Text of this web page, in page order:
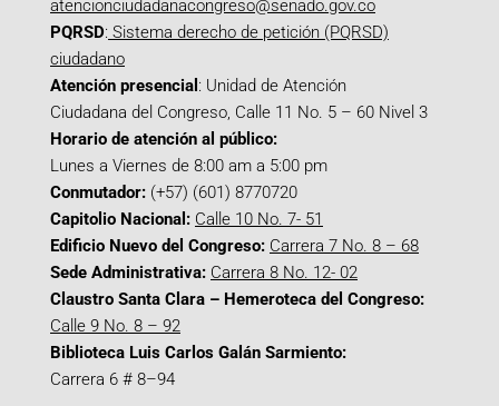
atencionciudadanacongreso@senado.gov.co
PQRSD: Sistema derecho de petición (PQRSD)
ciudadano
Atención presencial : Unidad de Atención
Ciudadana del Congreso, Calle 11 No. 5 – 60 Nivel 3
Horario de atención al público:
Lunes a Viernes de 8:00 am a 5:00 pm
Conmutador: (+57) (601) 8770720
Capitolio Nacional: Calle 10 No. 7- 51
Edificio Nuevo del Congreso: Carrera 7 No. 8 – 68
Sede Administrativa: Carrera 8 No. 12- 02
Claustro Santa Clara – Hemeroteca del Congreso:
Calle 9 No. 8 – 92
Biblioteca Luis Carlos Galán Sarmiento:
Carrera 6 # 8–94